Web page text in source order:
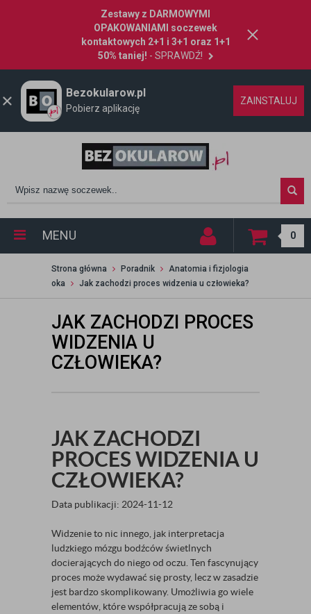
Zestawy z DARMOWYMI
OPAKOWANIAMI soczewek
kontaktowych 2+1 i 3+1 oraz 1+1
50% taniej! - SPRAWDŹ!
Bezokularow.pl
Pobierz aplikację
ZAINSTALUJ
MENU 0
Strona główna Poradnik
Anatomia i fizjologia
oka
Jak zachodzi proces widzenia u człowieka?
JAK ZACHODZI PROCES
WIDZENIA U
CZŁOWIEKA?
JAK ZACHODZI
PROCES WIDZENIA U
CZŁOWIEKA?
Data publikacji: 2024-11-12
Widzenie to nic innego, jak interpretacja
ludzkiego mózgu bodźców świetlnych
docierających do niego od oczu. Ten fascynujący
proces może wydawać się prosty, lecz w zasadzie
jest bardzo skomplikowany. Umożliwia go wiele
elementów, które współpracują ze sobą i